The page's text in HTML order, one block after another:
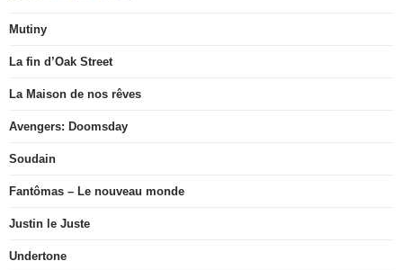
Mutiny
La fin d’Oak Street
La Maison de nos rêves
Avengers: Doomsday
Soudain
Fantômas – Le nouveau monde
Justin le Juste
Undertone